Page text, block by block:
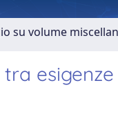
su volume